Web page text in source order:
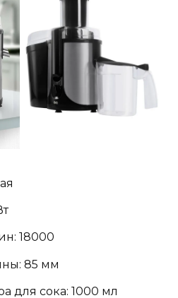
18000
85 мм
для сока: 1000 мл